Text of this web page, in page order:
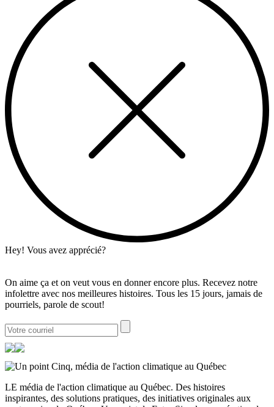
Hey! Vous avez apprécié?
On aime ça et on veut vous en donner encore plus. Recevez notre
infolettre avec nos meilleures histoires. Tous les 15 jours, jamais de
pourriels, parole de scout!
LE média de l'action climatique au Québec. Des histoires
inspirantes, des solutions pratiques, des initiatives originales aux